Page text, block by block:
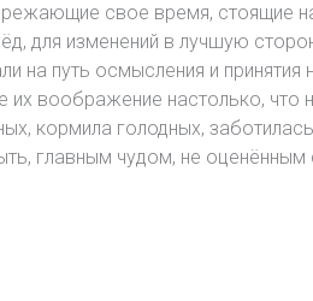
свое время, стоящие
для изменений в лучшую
на путь осмысления и
воображение настолько, что
кормила голодных,
главным чудом, не